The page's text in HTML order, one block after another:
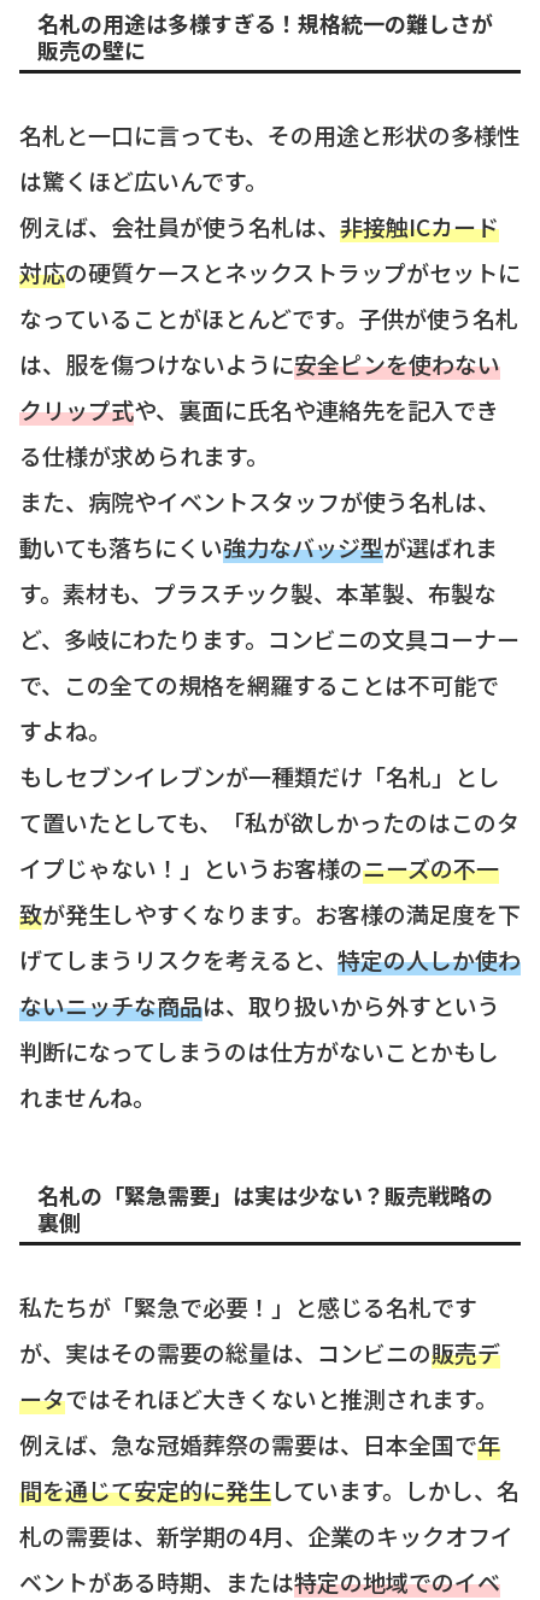
名札の用途は多様すぎる！規格統一の難しさが
販売の壁に
名札と一口に言っても、その用途と形状の多様性
は驚くほど広いんです。
例えば、会社員が使う名札は、 非接触ICカード
対応の硬質ケースとネックストラップがセットに
なっていることがほとんどです。子供が使う名札
は、服を傷つけないように安全ピンを使わない
クリップ式や、裏面に氏名や連絡先を記入でき
る仕様が求められます。
また、病院やイベントスタッフが使う名札は、
動いても落ちにくい強力なバッジ型が選ばれま
す。素材も、プラスチック製、本革製、布製な
ど、多岐にわたります。コンビニの文具コーナー
で、この全ての規格を網羅することは不可能で
すよね。
もしセブンイレブンが一種類だけ「名札」とし
て置いたとしても、「私が欲しかったのはこのタ
イプじゃない！」というお客様のニーズの不一
致が発生しやすくなります。お客様の満足度を下
げてしまうリスクを考えると、 特定の人しか使わ
ないニッチな商品は、取り扱いから外すという
判断になってしまうのは仕方がないことかもし
れませんね。
名札の「緊急需要」は実は少ない？販売戦略の
裏側
私たちが「緊急で必要！」と感じる名札です
が、実はその需要の総量は、コンビニの販売デ
ータではそれほど大きくないと推測されます。
例えば、急な冠婚葬祭の需要は、日本全国で年
間を通じて安定的に発生しています。しかし、名
札の需要は、新学期の4月、企業のキックオフイ
ベントがある時期、または特定の地域でのイベ